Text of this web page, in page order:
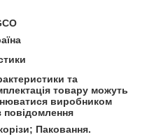
та
товару можуть
виробником
повідомлення
Паковання.